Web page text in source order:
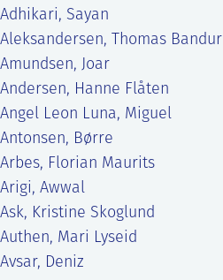
Adhikari, Sayan
Aleksandersen, Thomas Bandur
Amundsen, Joar
Andersen, Hanne Flåten
Angel Leon Luna, Miguel
Antonsen, Børre
Arbes, Florian Maurits
Arigi, Awwal
Ask, Kristine Skoglund
Authen, Mari Lyseid
Avsar, Deniz